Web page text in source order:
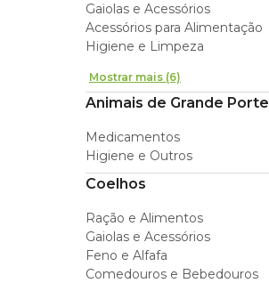
Gaiolas e Acessórios
Acessórios para Alimentação
Higiene e Limpeza
Mostrar mais (6)
Animais de Grande Porte
Medicamentos
Higiene e Outros
Coelhos
Ração e Alimentos
Gaiolas e Acessórios
Feno e Alfafa
Comedouros e Bebedouros